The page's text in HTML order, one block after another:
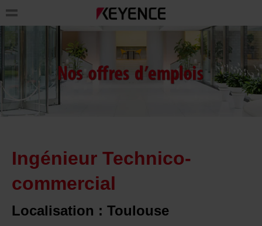
Ingénieur Technico-
commercial
Localisation : Toulouse